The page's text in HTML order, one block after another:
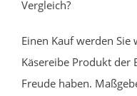
Vergleich?
Einen Kauf werden
Käsereibe Produkt der
Freude haben.